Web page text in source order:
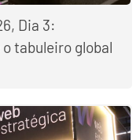
Dia 3:
tabuleiro global